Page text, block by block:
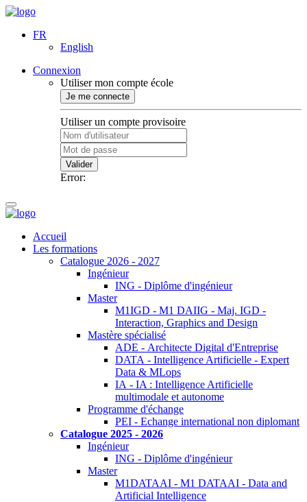
FR
English
Connexion
Utiliser mon compte école
Je me connecte
Utiliser un compte provisoire
Valider
Error:
Accueil
Les formations
Catalogue 2026 - 2027
Ingénieur
ING - Diplôme d'ingénieur
Master
M1IGD - M1 DAIIG - Maj. IGD -
Interaction, Graphics and Design
Mastère spécialisé
ADE - Architecte Digital d'Entreprise
DATA - Intelligence Artificielle - Expert
Data & MLops
IA - IA : Intelligence Artificielle
multimodale et autonome
Programme d'échange
PEI - Echange international non diplomant
Catalogue 2025 - 2026
Ingénieur
ING - Diplôme d'ingénieur
Master
M1DATAAI - M1 DATAAI - Data and
Artificial Intelligence